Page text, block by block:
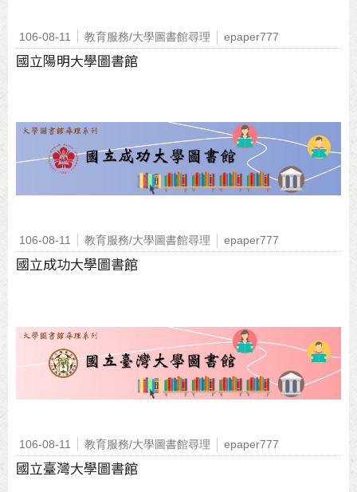
106-08-11 教育服務/大學圖書館尋理 epaper777
國立陽明大學圖書館
106-08-11 教育服務/大學圖書館尋理 epaper777
國立成功大學圖書館
106-08-11 教育服務/大學圖書館尋理 epaper777
國立臺灣大學圖書館